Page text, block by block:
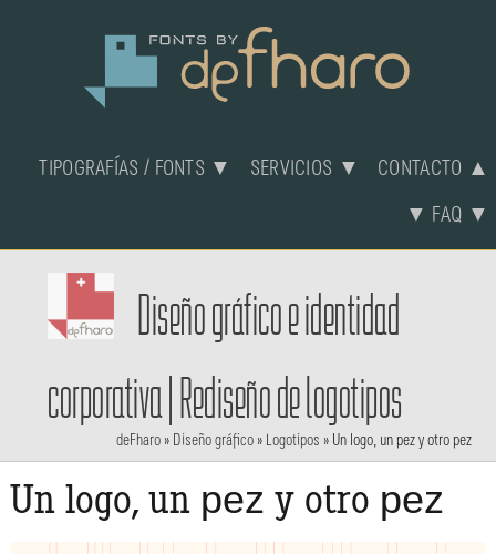
TIPOGRAFÍAS / FONTS ▼ SERVICIOS ▼ CONTACTO ▲
▼ FAQ ▼
Diseño gráfico e identidad
corporativa | Rediseño de logotipos
deFharo» Diseño gráfico» Logotipos » Un logo, un pez y otro pez
Un logo, un pez y otro pez